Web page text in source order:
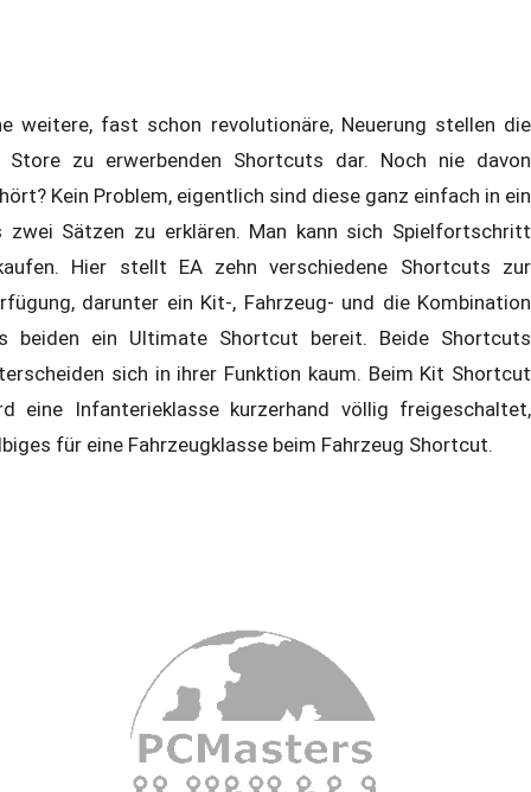
weitere, fast schon revolutionäre, Neuerung stellen die
Store zu erwerbenden Shortcuts dar. Noch nie davon
Kein Problem, eigentlich sind diese ganz einfach in ein
zwei Sätzen zu erklären. Man kann sich Spielfortschritt
Hier stellt EA zehn verschiedene Shortcuts zur
darunter ein Kit-, Fahrzeug- und die Kombination
beiden ein Ultimate Shortcut bereit. Beide Shortcuts
sich in ihrer Funktion kaum. Beim Kit Shortcut
eine Infanterieklasse kurzerhand völlig freigeschaltet,
für eine Fahrzeugklasse beim Fahrzeug Shortcut.